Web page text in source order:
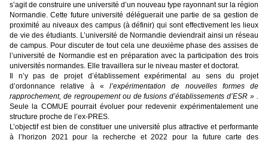
s’agit de construire une université d’un nouveau type rayonnant sur la région
Normandie. Cette future université déléguerait une partie de sa gestion de
proximité au niveaux des campus (à définir) qui sont effectivement les lieux
de vie des étudiants. L’université de Normandie deviendrait ainsi un réseau
de campus. Pour discuter de tout cela une deuxième phase des assises de
l’université de Normandie est en préparation avec la participation des trois
universités normandes. Elle travaillera sur le niveau master et doctorat.
Il n’y pas de projet d’établissement expérimental au sens du projet
d’ordonnance relative à « l’expérimentation de nouvelles formes de
rapprochement, de regroupement ou de fusions d’établissements d’ESR » .
Seule la COMUE pourrait évoluer pour redevenir expérimentalement une
structure proche de l’ex-PRES.
L’objectif est bien de constituer une université plus attractive et performante
à l’horizon 2021 pour la recherche et 2022 pour la future carte des